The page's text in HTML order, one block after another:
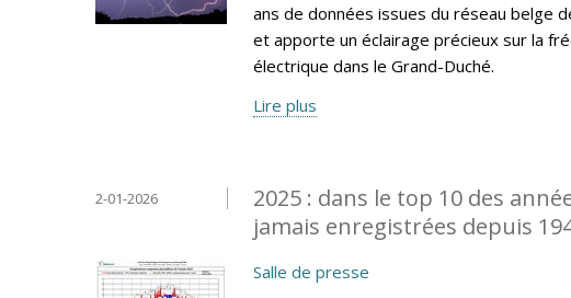
ans de données issues du réseau belge
et apporte un éclairage précieux sur la
électrique dans le Grand-Duché.
Lire plus
2025 : dans le top 10 des
jamais enregistrées depuis
2-01-2026
Salle de presse